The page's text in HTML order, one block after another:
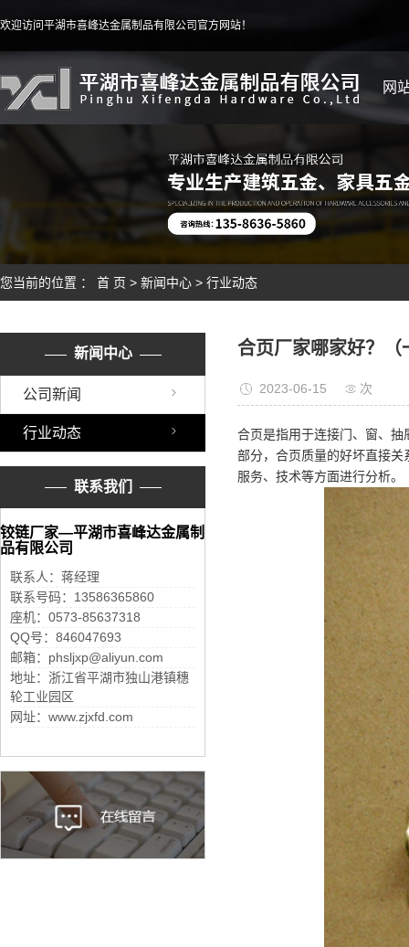
欢迎访问平湖市喜峰达金属制品有限公司官方网站！
网
您当前的位置 ： 首 页 > 新闻中心 > 行业动态
新闻中心
公司新闻
行业动态
联系我们
铰链厂家—平湖市喜峰达金属制
品有限公司
联系人：蒋经理
联系号码：13586365860
座机：0573-85637318
QQ号：846047693
邮箱：phsljxp@aliyun.com
地址：浙江省平湖市独山港镇穗
轮工业园区
网址：www.zjxfd.com
合页厂家哪家好？（
2023-06-15 次
合页是指用于连接门、窗、
部分，合页质量的好坏直接
服务、技术等方面进行分析。